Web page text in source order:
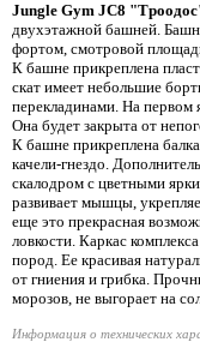
Jungle Gym JC8
двухэтажной башней.
фортом, смотровой
К башне прикреплена
скат имеет небольшие
перекладинами. На
Она будет закрыта от
К башне прикреплена
качели-гнездо.
скалодром с цветными
развивает мышцы,
еще это прекрасная
ловкости. Каркас
пород. Ее красивая
от гниения и грибка.
морозов, не выгорает на
Информация о технических